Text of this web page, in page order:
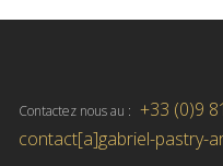
Contactez nous au : +33 (0)9
contact[a]gabriel-pastry-